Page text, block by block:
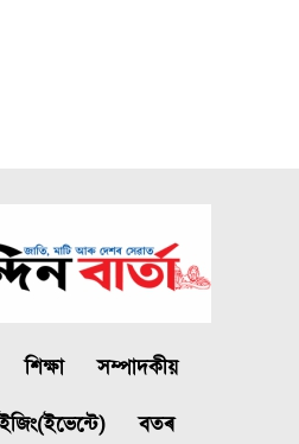
শিক্ষা
সম্পাদকীয়
বতৰ